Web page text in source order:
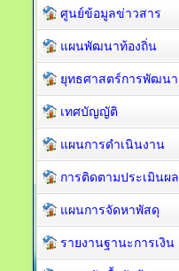
ศูนย์ข้อมูลข่าวสาร
แผนพัฒนาท้องถิ่น
ยุทธศาสตร์การพัฒนา
เทศบัญญัติ
แผนการดำเนินงาน
การติดตามประเมินผล
แผนการจัดหาพัสดุ
รายงานฐานะการเงิน